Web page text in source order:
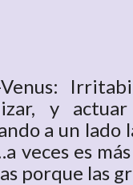
Venus:
y
a un lado
veces es
porque las